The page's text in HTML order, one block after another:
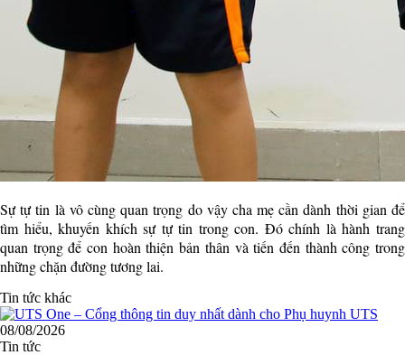
Sự tự tin là vô cùng quan trọng do vậy cha mẹ cần dành thời gian để
tìm hiểu, khuyến khích sự tự tin trong con. Đó chính là hành trang
quan trọng để con hoàn thiện bản thân và tiến đến thành công trong
những chặn đường tương lai.
Tin tức khác
08/08/2026
Tin tức